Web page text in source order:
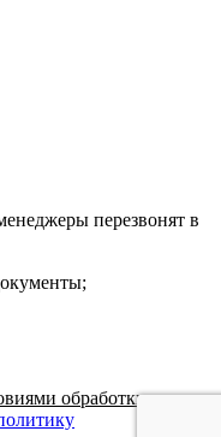
перезвонят в
обработки